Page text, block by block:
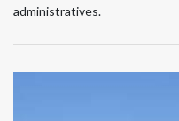
administratives.